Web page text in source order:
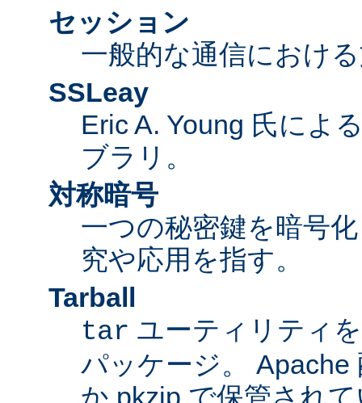
セッション
一般的な通信におけ
SSLeay
Eric A. Young 氏によ
ブラリ。
対称暗号
一つの秘密鍵を暗号
究や応用を指す。
Tarball
tar ユーティリティ
パッケージ。 Apache
か pkzip で保管され